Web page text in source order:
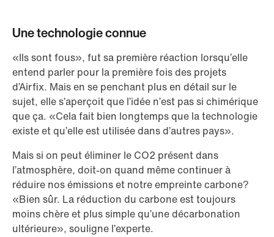
Une technologie connue
«Ils sont fous», fut sa première réaction lorsqu’elle
entend parler pour la première fois des projets
d’Airfix. Mais en se penchant plus en détail sur le
sujet, elle s’aperçoit que l’idée n’est pas si chimérique
que ça. «Cela fait bien longtemps que la technologie
existe et qu’elle est utilisée dans d’autres pays».
Mais si on peut éliminer le CO2 présent dans
l’atmosphère, doit-on quand même continuer à
réduire nos émissions et notre empreinte carbone?
«Bien sûr. La réduction du carbone est toujours
moins chère et plus simple qu’une décarbonation
ultérieure», souligne l’experte.